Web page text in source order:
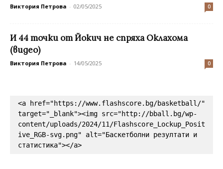
Виктория Петрова - 02/05/2025 0
И 44 точки от Йокич не спряха Оклахома
(видео)
Виктория Петрова - 14/05/2025 0
<a href="https://www.flashscore.bg/basketball/"
target="_blank"><img src="http://bball.bg/wp-
content/uploads/2024/11/Flashscore_Lockup_Posit
ive_RGB-svg.png" alt="Баскетболни резултати и
статистика"></a>